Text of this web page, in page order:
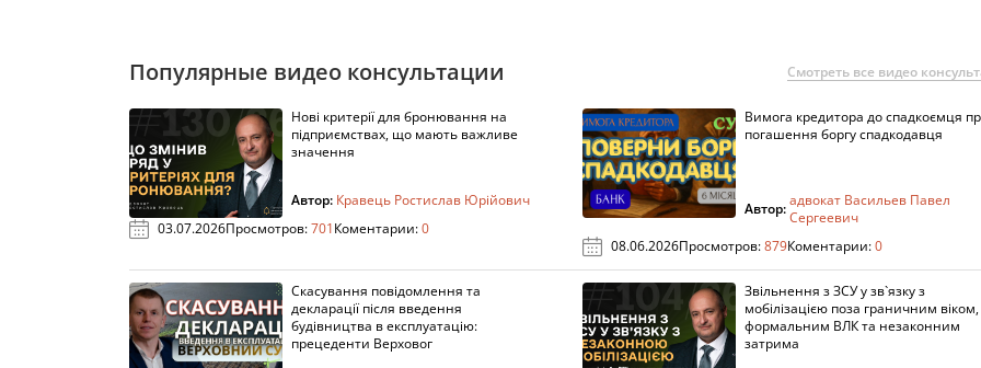
Популярные видео консультации Смотреть все видео
Нові критерії для бронювання на
підприємствах, що мають важливе
значення
Автор: Кравець Ростислав Юрійович
03.07.2026Просмотров:701Коментарии:0
Вимога кредитора до спадкоємця
погашення боргу спадкодавця
Автор:адвокат Васильев Павел
Сергеевич
08.06.2026Просмотров:879Коментарии:0
Скасування повідомлення та
декларації після введення
будівництва в експлуатацію:
прецеденти Верховог
Звільнення з ЗСУ у зв`язку з
мобілізацією поза граничним віком,
формальним ВЛК та незаконним
затрима